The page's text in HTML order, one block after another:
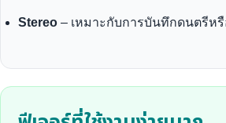
Stereo – เหมาะกับการบันทึกดนตรีหรื